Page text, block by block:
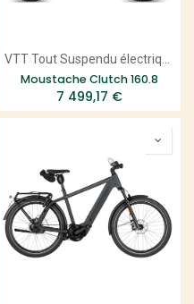
Moustache Clutch 160.8
7 499,17 €